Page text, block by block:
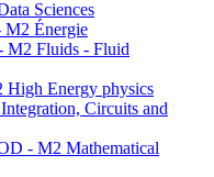
Sciences
Énergie
Fluids - Fluid
Energy physics
Circuits and
- M2 Mathematical